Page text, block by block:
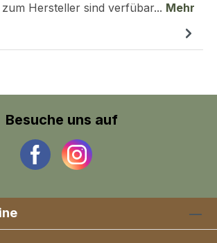
Hersteller sind verfübar... Mehr
Besuche uns auf